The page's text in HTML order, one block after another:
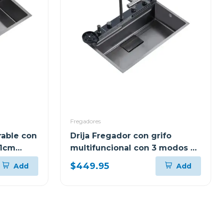
con
Add
Fregadores
Drija Fregador con grifo
multifuncional con 3 modos en
acero inoxidable de 75cm
amalfi
$449.95 Add